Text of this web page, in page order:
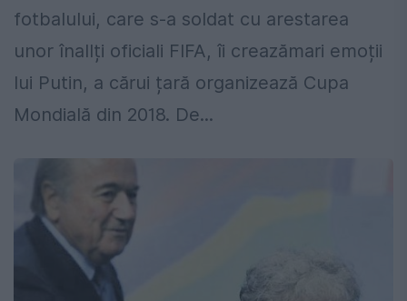
fotbalului, care s-a soldat cu arestarea
unor înallți oficiali FIFA, îi creazămari emoții
lui Putin, a cărui țară organizează Cupa
Mondială din 2018. De...